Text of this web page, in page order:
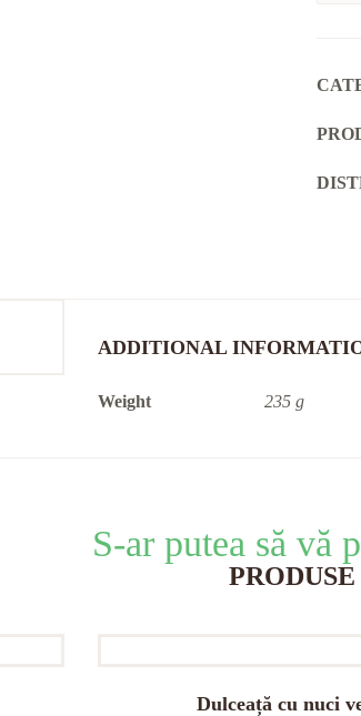
ADDITIONAL
Weight 235 g
S-ar putea să vă
PRODUSE
Dulceață cu nuci